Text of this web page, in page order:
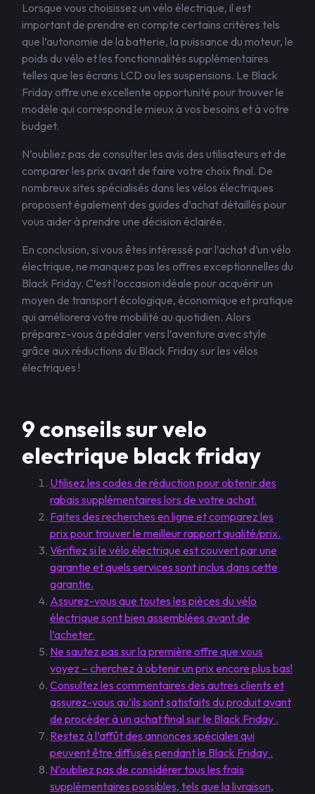
Lorsque vous choisissez un vélo électrique, il est
important de prendre en compte certains critères tels
que l’autonomie de la batterie, la puissance du moteur, le
poids du vélo et les fonctionnalités supplémentaires
telles que les écrans LCD ou les suspensions. Le Black
Friday offre une excellente opportunité pour trouver le
modèle qui correspond le mieux à vos besoins et à votre
budget.
N’oubliez pas de consulter les avis des utilisateurs et de
comparer les prix avant de faire votre choix final. De
nombreux sites spécialisés dans les vélos électriques
proposent également des guides d’achat détaillés pour
vous aider à prendre une décision éclairée.
En conclusion, si vous êtes intéressé par l’achat d’un vélo
électrique, ne manquez pas les offres exceptionnelles du
Black Friday. C’est l’occasion idéale pour acquérir un
moyen de transport écologique, économique et pratique
qui améliorera votre mobilité au quotidien. Alors
préparez-vous à pédaler vers l’aventure avec style
grâce aux réductions du Black Friday sur les vélos
électriques !
9 conseils sur velo
electrique black friday
Utilisez les codes de réduction pour obtenir des
rabais supplémentaires lors de votre achat.
Faites des recherches en ligne et comparez les
prix pour trouver le meilleur rapport qualité/prix.
Vérifiez si le vélo électrique est couvert par une
garantie et quels services sont inclus dans cette
garantie.
Assurez-vous que toutes les pièces du vélo
électrique sont bien assemblées avant de
l’acheter.
Ne sautez pas sur la première offre que vous
voyez – cherchez à obtenir un prix encore plus bas!
Consultez les commentaires des autres clients et
assurez-vous qu’ils sont satisfaits du produit avant
de procéder à un achat final sur le Black Friday .
Restez à l’affût des annonces spéciales qui
peuvent être diffusés pendant le Black Friday .
N’oubliez pas de considérer tous les frais
supplémentaires possibles, tels que la livraison,